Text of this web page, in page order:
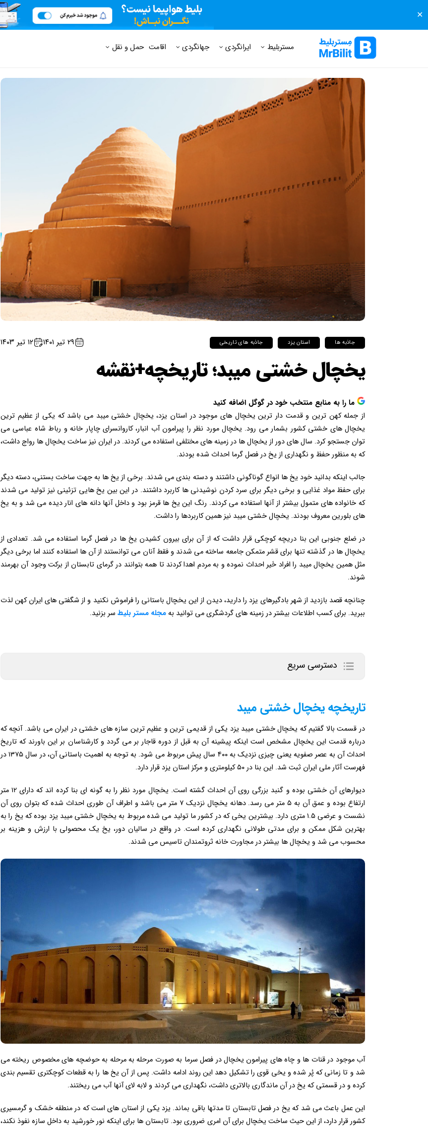
✕
مستر بلیط مجله مستر بلیط پرسش های متداول
مستربلیط ایرانگردی جهانگردی اقامت حمل و نقل
جاذبه ها استان یزد جاذبه های تاریخی ۲۹ تیر ۱۴۰۱ ۱۲ تیر ۱۴۰۳
یخچال خشتی میبد؛ تاریخچه+نقشه
ما را به منابع منتخب خود در گوگل اضافه کنید
از جمله کهن ترین و قدمت دار ترین یخچال های موجود در استان یزد، یخچال خشتی میبد می باشد که یکی از عظیم ترین
یخچال های خشتی کشور بشمار می رود. یخچال مورد نظر را پیرامون آب انبار، کاروانسرای چاپار خانه و رباط شاه عباسی می
توان جستجو کرد. سال های دور از یخچال ها در زمینه های مختلفی استفاده می کردند. در ایران نیز ساخت یخچال ها رواج داشت،
که به منظور حفظ و نگهداری از یخ در فصل گرما احداث شده بودند.
جالب اینکه بدانید خود یخ ها انواع گوناگونی داشتند و دسته بندی می شدند. برخی از یخ ها به جهت ساخت بستنی، دسته دیگر
برای حفظ مواد غذایی و برخی دیگر برای سرد کردن نوشیدنی ها کاربرد داشتند. در این بین یخ هایی تزئینی نیز تولید می شدند
که خانواده های متمول بیشتر از آنها استفاده می کردند. رنگ این یخ ها قرمز بود و داخل آنها دانه های انار دیده می شد و به یخ
های بلورین معروف بودند. یخچال خشتی میبد نیز همین کاربردها را داشت.
در ضلع جنوبی این بنا دریچه کوچکی قرار داشت که از آن برای بیرون کشیدن یخ ها در فصل گرما استفاده می شد. تعدادی از
یخچال ها در گذشته تنها برای قشر متمکن جامعه ساخته می شدند و فقط آنان می توانستند از آن ها استفاده کنند اما برخی دیگر
مثل همین یخچال میبد را افراد خَیر احداث نموده و به مردم اهدا کردند تا همه بتوانند در گرمای تابستان از برکت وجود آن بهرمند
شوند.
چنانچه قصد بازدید از شهر بادگیرهای یزد را دارید، دیدن از این یخچال باستانی را فراموش نکنید و از شگفتی های ایران کهن لذت
ببرید. برای کسب اطلاعات بیشتر در زمینه های گردشگری می توانید بهمجله مستر بلیط سر بزنید.
دسترسی سریع
تاریخچه یخچال خشتی میبد
در قسمت بالا گفتیم که یخچال خشتی میبد یزد یکی از قدیمی ترین و عظیم ترین سازه های خشتی در ایران می باشد. آنچه که
درباره قدمت این یخچال مشخص است اینکه پیشینه آن به قبل از دوره قاجار بر می گردد و کارشناسان بر این باورند که تاریخ
احداث آن به عصر صفویه یعنی چیزی نزدیک به ۴۰۰ سال پیش مربوط می شود. به توجه به اهمیت باستانی آن، در سال ۱۳۷۵ در
فهرست آثار ملی ایران ثبت شد. این بنا در ۵۰ کیلومتری و مرکز استان یزد قرار دارد.
دیوارهای آن خشتی بوده و گنبد بزرگی روی آن احداث گشته است. یخچال مورد نظر را به گونه ای بنا کرده اند که دارای ۱۲ متر
ارتفاع بوده و عمق آن به ۵ متر می رسد. دهانه یخچال نزدیک ۷ متر می باشد و اطراف آن طوری احداث شده که بتوان روی آن
نشست و عرضی ۱.۵ متری دارد. بیشترین یخی که در کشور ما تولید می شده مربوط به یخچال خشتی میبد یزد بوده که یخ را به
بهترین شکل ممکن و برای مدتی طولانی نگهداری کرده است. در واقع در سالیان دور، یخ یک محصولی با ارزش و هزینه بر
محسوب می شد و یخچال ها بیشتر در مجاورت خانه ثروتمندان تاسیس می شدند.
آب موجود در قنات ها و چاه های پیرامون یخچال در فصل سرما به صورت مرحله به مرحله به حوضچه های مخصوص ریخته می
شد و تا زمانی که پُر شده و یخی قوی را تشکیل دهد این روند ادامه داشت. پس از آن یخ ها را به قطعات کوچکتری تقسیم بندی
کرده و در قسمتی که یخ در آن ماندگاری بالاتری داشت، نگهداری می کردند و لابه لای آنها آب می ریختند.
این عمل باعث می شد که یخ در فصل تابستان تا مدتها باقی بماند. یزد یکی از استان های است که در منطقه خشک و گرمسیری
کشور قرار دارد، از این حیث ساخت یخچال برای آن امری ضروری بود. تابستان ها برای اینکه نور خورشید به داخل سازه نفوذ نکند،